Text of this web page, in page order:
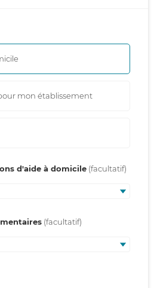
mon établissement
d'aide à domicile